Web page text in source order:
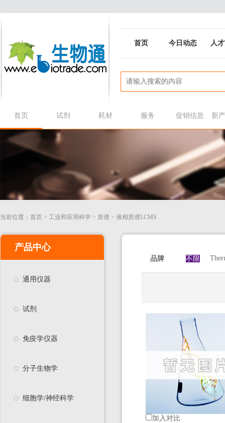
首页 今日动态 人
首页 试剂 耗材 服务 促销信息 新
当前位置： 首页 > 工业和应用科学 > 质谱 > 液相质谱LCMS
产品中心
通用仪器
试剂
免疫学仪器
分子生物学
细胞学/神经科学
品牌 不限
加入对比